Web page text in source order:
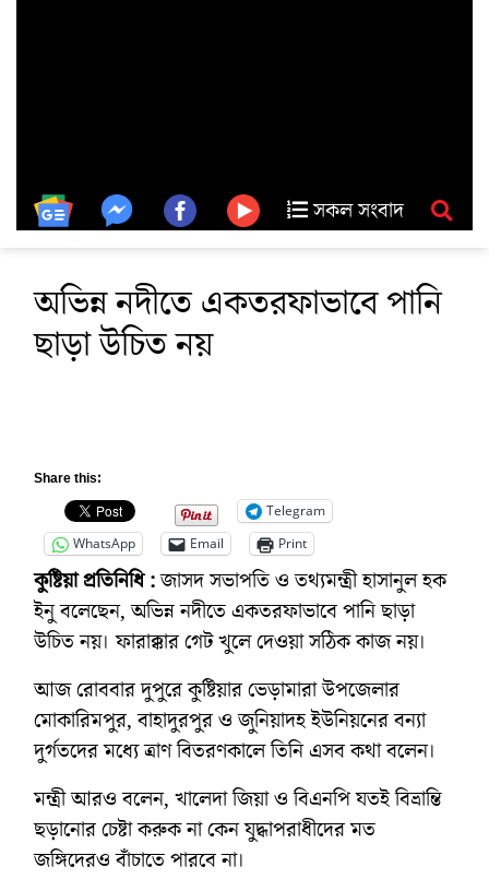
সকল সংবাদ
অভিন্ন নদীতে একতরফাভাবে পানি
ছাড়া উচিত নয়
Share this:
Telegram
WhatsApp
Email Print
কুষ্টিয়া প্রতিনিধি :জাসদ সভাপতি ও তথ্যমন্ত্রী হাসানুল হক
ইনু বলেছেন, অভিন্ন নদীতে একতরফাভাবে পানি ছাড়া
উচিত নয়। ফারাক্কার গেট খুলে দেওয়া সঠিক কাজ নয়।
আজ রোববার দুপুরে কুষ্টিয়ার ভেড়ামারা উপজেলার
মোকারিমপুর, বাহাদুরপুর ও জুনিয়াদহ ইউনিয়নের বন্যা
দুর্গতদের মধ্যে ত্রাণ বিতরণকালে তিনি এসব কথা বলেন।
মন্ত্রী আরও বলেন, খালেদা জিয়া ও বিএনপি যতই বিভ্রান্তি
ছড়ানোর চেষ্টা করুক না কেন যুদ্ধাপরাধীদের মত
জঙ্গিদেরও বাঁচাতে পারবে না।